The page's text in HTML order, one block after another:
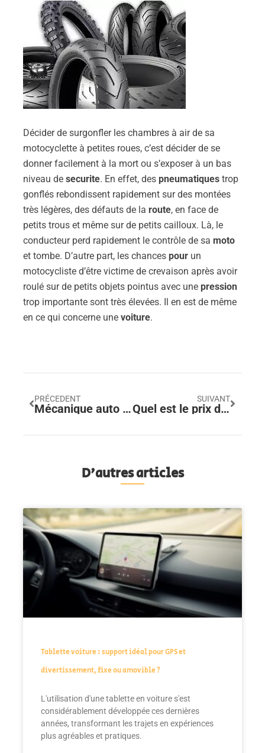
Décider de surgonfler les chambres à air de sa
motocyclette à petites roues, c’est décider de se
donner facilement à la mort ou s’exposer à un bas
niveau de securite. En effet, des pneumatiques trop
gonflés rebondissent rapidement sur des montées
très légères, des défauts de la route, en face de
petits trous et même sur de petits cailloux. Là, le
conducteur perd rapidement le contrôle de sa moto
et tombe. D’autre part, les chances pour un
motocycliste d’être victime de crevaison après avoir
roulé sur de petits objets pointus avec une pression
trop importante sont très élevées. Il en est de même
en ce qui concerne une voiture.
PRÉCEDENT
Mécanique auto : les avantages et inconvénients d’un moteur de type 3 cylindrent
SUIVANT
Quel est le prix de la derniere Dacia Spring, la voiture 100 % electrique ?
D'autres articles
Tablette voiture : support idéal pour GPS et
divertissement, fixe ou amovible ?
L'utilisation d'une tablette en voiture s'est
considérablement développée ces dernières
années, transformant les trajets en expériences
plus agréables et pratiques.